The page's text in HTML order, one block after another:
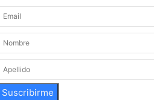
Suscribirme